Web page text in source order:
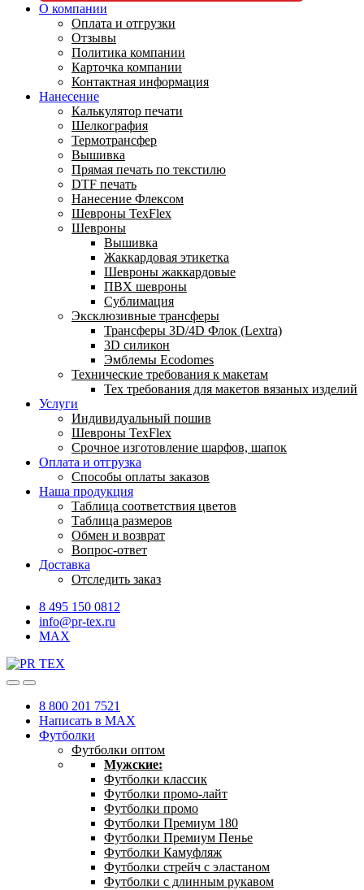
О компании
Оплата и отгрузки
Отзывы
Политика компании
Карточка компании
Контактная информация
Нанесение
Калькулятор печати
Шелкография
Термотрансфер
Вышивка
Прямая печать по текстилю
DTF печать
Нанесение Флексом
Шевроны TexFlex
Шевроны
Вышивка
Жаккардовая этикетка
Шевроны жаккардовые
ПВХ шевроны
Сублимация
Эксклюзивные трансферы
Трансферы 3D/4D Флок (Lextra)
3D силикон
Эмблемы Ecodomes
Технические требования к макетам
Тех требования для макетов вязаных изделий
Услуги
Индивидуальный пошив
Шевроны TexFlex
Срочное изготовление шарфов, шапок
Оплата и отгрузка
Способы оплаты заказов
Наша продукция
Таблица соответствия цветов
Таблица размеров
Обмен и возврат
Вопрос-ответ
Доставка
Отследить заказ
8 495 150 0812
info@pr-tex.ru
MAX
8 800 201 7521
Написать в MAX
Футболки
Футболки оптом
Мужские:
Футболки классик
Футболки промо-лайт
Футболки промо
Футболки Премиум 180
Футболки Премиум Пенье
Футболки Камуфляж
Футболки стрейч с эластаном
Футболки с длинным рукавом